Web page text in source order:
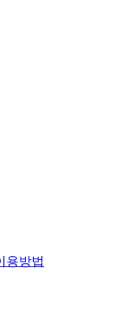
용방법